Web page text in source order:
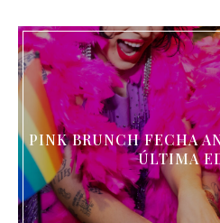
PINK BRUNCH FECHA
ÚLTIMA